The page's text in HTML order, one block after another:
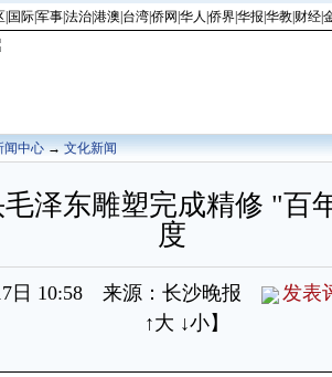
国际|军事|法治|港澳 台湾|侨网 华人 侨界|华报 华教| 财经|
闻中心→文化新闻
泽东雕塑完成精修 "百
度
日 10:58 来源：长沙晚报
发表
↑大 ↓小】